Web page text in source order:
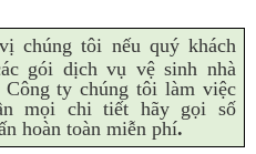
chúng tôi nếu quý khách
gói dịch vụ vệ sinh nhà
ty chúng tôi làm việc
mọi chi tiết hãy gọi số
hoàn toàn miễn phí.